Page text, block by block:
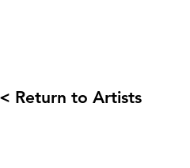
< Return to Artists